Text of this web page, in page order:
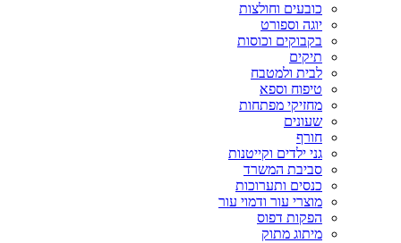
כובעים וחולצות
יוגה וספורט
בקבוקים וכוסות
תיקים
לבית ולמטבח
טיפוח וספא
מחזיקי מפתחות
שעונים
חורף
גני ילדים וקייטנות
סביבת המשרד
כנסים ותערוכות
מוצרי עור ודמוי עור
הפקות דפוס
מיתוג מתוק